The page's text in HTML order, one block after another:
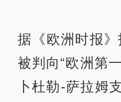
据《欧洲时报
被判向“欧洲第
卜杜勒-萨拉姆